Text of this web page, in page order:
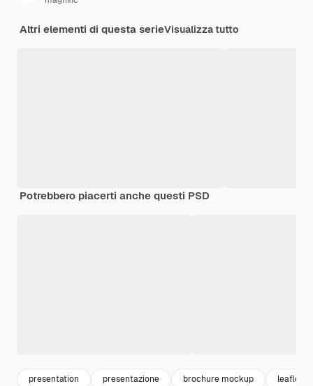
Altri elementi di questa serieVisualizza tutto
Potrebbero piacerti anche questi PSD
presentation presentazione brochure mockup leaflet